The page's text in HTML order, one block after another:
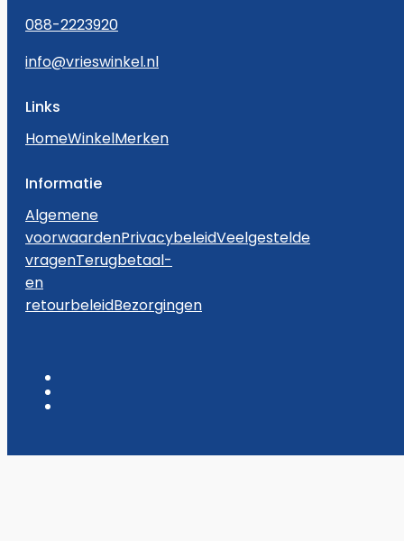
088-2223920
info@vrieswinkel.nl
Links
HomeWinkelMerken
Informatie
Algemene
voorwaardenPrivacybeleidVeelgestelde
vragenTerugbetaal-
en
retourbeleidBezorgingen